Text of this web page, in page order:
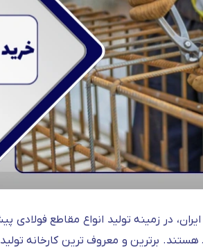
در زمینه تولید انواع مقاطع فولادی
هستند. برترین و معروف ترین کارخانه